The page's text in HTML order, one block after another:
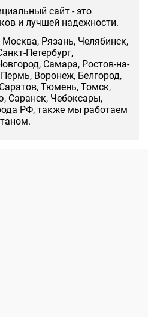
сайт - это
и лучшей надежности.
Рязань, Челябинск,
Петербург,
Самара, Ростов-на-
Воронеж, Белгород,
Тюмень, Томск,
Саранск, Чебоксары,
РФ, также мы работаем